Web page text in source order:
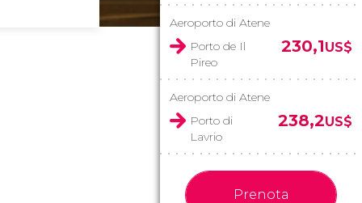
Aeroporto di Atene
Porto de Il
Pireo
230,1US$
Aeroporto di Atene
Porto di
Lavrio
238,2US$
Prenota